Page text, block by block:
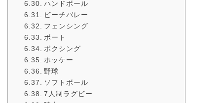
ハンドボール
ビーチバレー
フェンシング
ボート
ボクシング
ホッケー
野球
ソフトボール
7人制ラグビー